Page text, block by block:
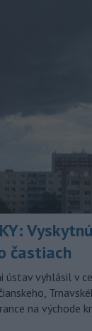
častiach
ústav vyhlásil v
na východe